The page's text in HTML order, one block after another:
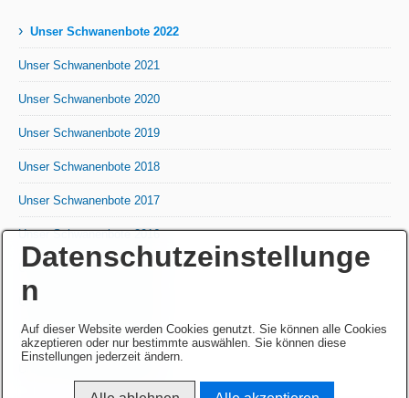
› Unser Schwanenbote 2022
Unser Schwanenbote 2021
Unser Schwanenbote 2020
Unser Schwanenbote 2019
Unser Schwanenbote 2018
Unser Schwanenbote 2017
Unser Schwanenbote 2016
Unser Schwanenbote 2015
Unser Schwanenbote 2014
Unser Schwanenbote 2013
Datenschutzeinstellunge
n
Auf dieser Website werden Cookies genutzt. Sie können alle Cookies
akzeptieren oder nur bestimmte auswählen. Sie können diese
Einstellungen jederzeit ändern.